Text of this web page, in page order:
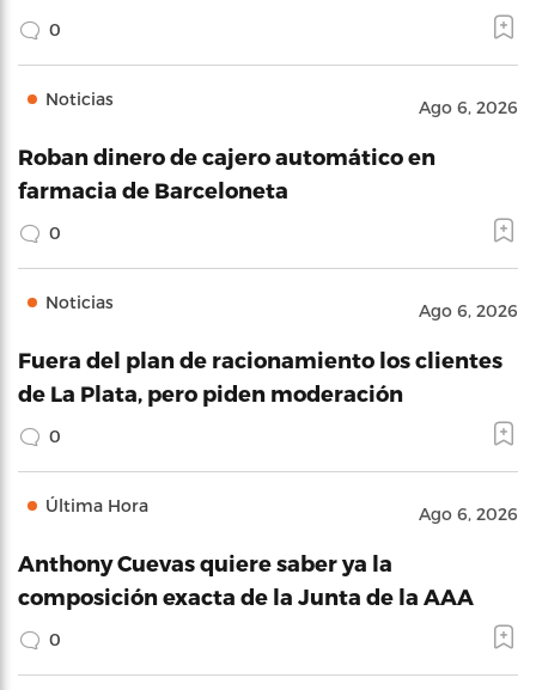
0
Noticias Ago 6, 2026
Roban dinero de cajero automático en
farmacia de Barceloneta
0
Noticias Ago 6, 2026
Fuera del plan de racionamiento los clientes
de La Plata, pero piden moderación
0
Última Hora Ago 6, 2026
Anthony Cuevas quiere saber ya la
composición exacta de la Junta de la AAA
0